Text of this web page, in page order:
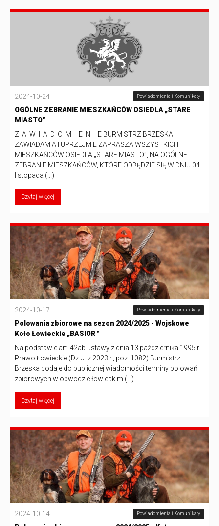
2024-10-24 Powiadomienia i Komunikaty
OGÓLNE ZEBRANIE MIESZKAŃCÓW OSIEDLA „STARE
MIASTO”
Z A W I A D O M I E N I E BURMISTRZ BRZESKA
ZAWIADAMIA I UPRZEJMIE ZAPRASZA WSZYSTKICH
MIESZKAŃCÓW OSIEDLA „STARE MIASTO”, NA OGÓLNE
ZEBRANIE MIESZKAŃCÓW, KTÓRE ODBĘDZIE SIĘ W DNIU 04
listopada (...)
Czytaj więcej
2024-10-17 Powiadomienia i Komunikaty
Polowania zbiorowe na sezon 2024/2025 - Wojskowe
Koło Łowieckie „BASIOR ”
Na podstawie art. 42ab ustawy z dnia 13 października 1995 r.
Prawo Łowieckie (Dz.U. z 2023 r., poz. 1082) Burmistrz
Brzeska podaje do publicznej wiadomości terminy polowań
zbiorowych w obwodzie łowieckim (...)
Czytaj więcej
2024-10-14 Powiadomienia i Komunikaty